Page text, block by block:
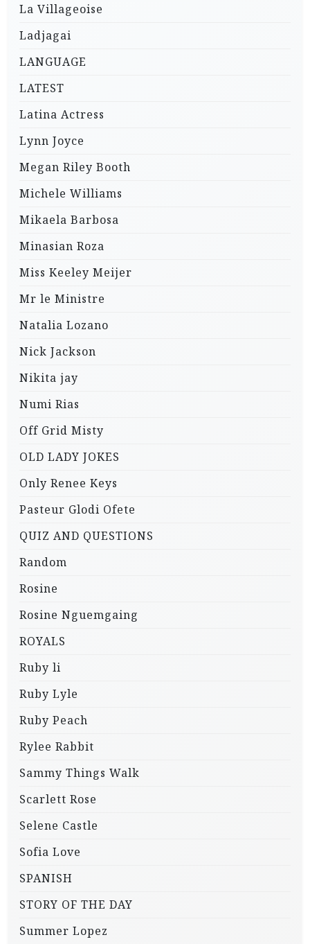
La Villageoise
Ladjagai
LANGUAGE
LATEST
Latina Actress
Lynn Joyce
Megan Riley Booth
Michele Williams
Mikaela Barbosa
Minasian Roza
Miss Keeley Meijer
Mr le Ministre
Natalia Lozano
Nick Jackson
Nikita jay
Numi Rias
Off Grid Misty
OLD LADY JOKES
Only Renee Keys
Pasteur Glodi Ofete
QUIZ AND QUESTIONS
Random
Rosine
Rosine Nguemgaing
ROYALS
Ruby li
Ruby Lyle
Ruby Peach
Rylee Rabbit
Sammy Things Walk
Scarlett Rose
Selene Castle
Sofia Love
SPANISH
STORY OF THE DAY
Summer Lopez